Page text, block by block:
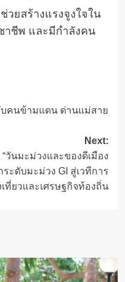
ยสร้างแรงจูงใจ​ใน
า​ชีพ​ และมีกำลังคน
บคนข้ามแดน ด่านแม่สาย
Next:
วันมะม่วงและของดีเมือง
ระดับมะม่วง GI สู่เวทีการ
ที่ยวและเศรษฐกิจท้องถิ่น